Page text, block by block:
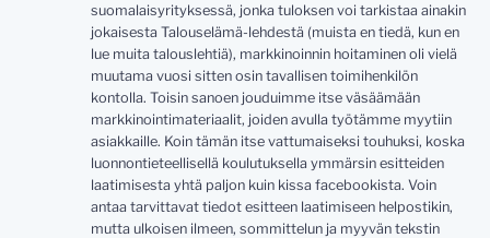
suomalaisyrityksessä, jonka tuloksen voi tarkistaa ainakin
jokaisesta Talouselämä-lehdestä (muista en tiedä, kun en
lue muita talouslehtiä), markkinoinnin hoitaminen oli vielä
muutama vuosi sitten osin tavallisen toimihenkilön
kontolla. Toisin sanoen jouduimme itse väsäämään
markkinointimateriaalit, joiden avulla työtämme myytiin
asiakkaille. Koin tämän itse vattumaiseksi touhuksi, koska
luonnontieteellisellä koulutuksella ymmärsin esitteiden
laatimisesta yhtä paljon kuin kissa facebookista. Voin
antaa tarvittavat tiedot esitteen laatimiseen helpostikin,
mutta ulkoisen ilmeen, sommittelun ja myyvän tekstin